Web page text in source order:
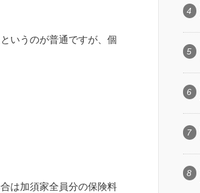
いうのが普通ですが、個
は加須家全員分の保険料
4
5
6
7
8